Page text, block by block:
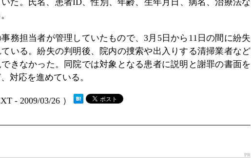
た。氏名、患者ID、性別、年齢、生年月日、病名、治療法な
務担当者が管理していたもので、3月5日から11日の間に紛失
ている。紛失の判明後、院内の捜索や出入りする清掃業者など
きなかった。同院では対象となる患者に説明と謝罪の書面を
対応を進めている。
- 2009/03/26 ）
PR